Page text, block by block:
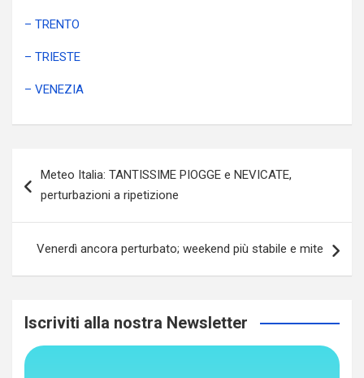
– TRENTO
– TRIESTE
– VENEZIA
articoli
Meteo Italia: TANTISSIME PIOGGE e NEVICATE,
perturbazioni a ripetizione
Venerdì ancora perturbato; weekend più stabile e mite
Iscriviti alla nostra Newsletter